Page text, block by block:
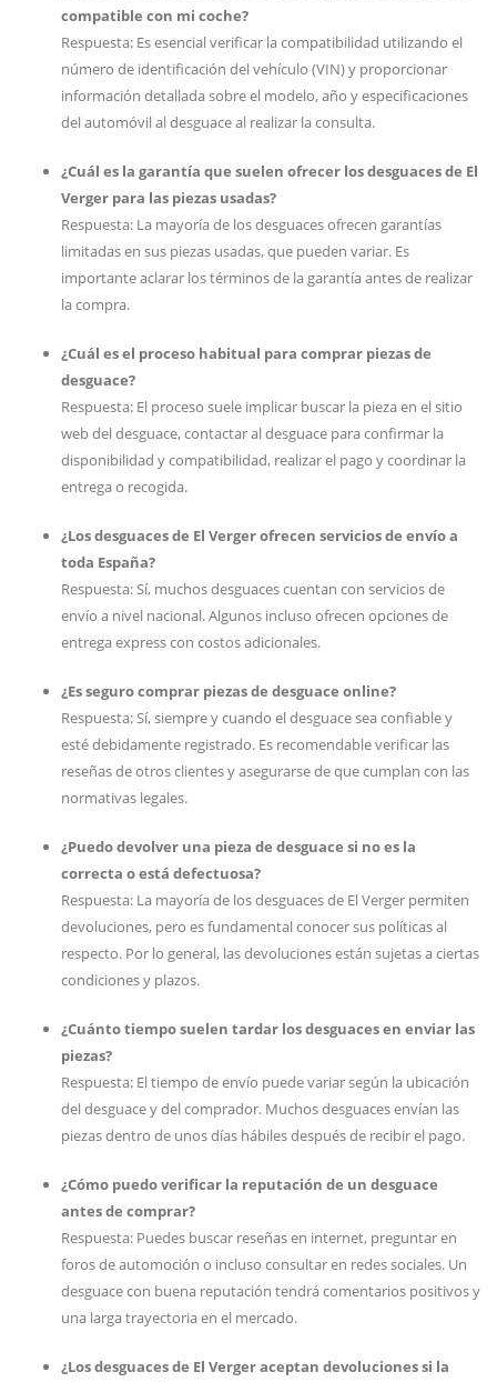
compatible con mi coche?
Respuesta: Es esencial verificar la compatibilidad utilizando el
número de identificación del vehículo (VIN) y proporcionar
información detallada sobre el modelo, año y especificaciones
del automóvil al desguace al realizar la consulta.
¿Cuál es la garantía que suelen ofrecer los desguaces de El
Verger para las piezas usadas?
Respuesta: La mayoría de los desguaces ofrecen garantías
limitadas en sus piezas usadas, que pueden variar. Es
importante aclarar los términos de la garantía antes de realizar
la compra.
¿Cuál es el proceso habitual para comprar piezas de
desguace?
Respuesta: El proceso suele implicar buscar la pieza en el sitio
web del desguace, contactar al desguace para confirmar la
disponibilidad y compatibilidad, realizar el pago y coordinar la
entrega o recogida.
¿Los desguaces de El Verger ofrecen servicios de envío a
toda España?
Respuesta: Sí, muchos desguaces cuentan con servicios de
envío a nivel nacional. Algunos incluso ofrecen opciones de
entrega express con costos adicionales.
¿Es seguro comprar piezas de desguace online?
Respuesta: Sí, siempre y cuando el desguace sea confiable y
esté debidamente registrado. Es recomendable verificar las
reseñas de otros clientes y asegurarse de que cumplan con las
normativas legales.
¿Puedo devolver una pieza de desguace si no es la
correcta o está defectuosa?
Respuesta: La mayoría de los desguaces de El Verger permiten
devoluciones, pero es fundamental conocer sus políticas al
respecto. Por lo general, las devoluciones están sujetas a ciertas
condiciones y plazos.
¿Cuánto tiempo suelen tardar los desguaces en enviar las
piezas?
Respuesta: El tiempo de envío puede variar según la ubicación
del desguace y del comprador. Muchos desguaces envían las
piezas dentro de unos días hábiles después de recibir el pago.
¿Cómo puedo verificar la reputación de un desguace
antes de comprar?
Respuesta: Puedes buscar reseñas en internet, preguntar en
foros de automoción o incluso consultar en redes sociales. Un
desguace con buena reputación tendrá comentarios positivos y
una larga trayectoria en el mercado.
¿Los desguaces de El Verger aceptan devoluciones si la